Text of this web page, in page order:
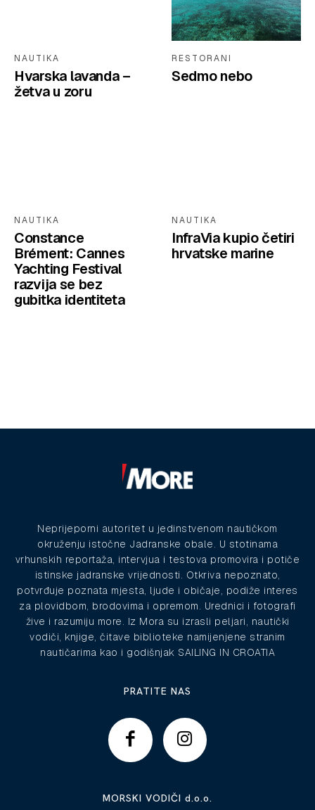
NAUTIKA
Hvarska lavanda –
žetva u zoru
RESTORANI
Sedmo nebo
NAUTIKA
Constance
Brément: Cannes
Yachting Festival
razvija se bez
gubitka identiteta
NAUTIKA
InfraVia kupio četiri
hrvatske marine
Neprijeporni autoritet u jedinstvenom nautičkom
okruženju istočne Jadranske obale. U stotinama
vrhunskih reportaža, intervjua i testova promovira i potiče
istinske jadranske vrijednosti. Otkriva nepoznato,
potvrđuje poznata mjesta, ljude i običaje, podiže interes
za plovidbom, brodovima i opremom. Urednici i fotografi
žive i razumiju more. Iz Mora su izrasli peljari, nautički
vodiči, knjige, čitave biblioteke namijenjene stranim
nautičarima kao i godišnjak SAILING IN CROATIA
PRATITE NAS
MORSKI VODIČI d.o.o.